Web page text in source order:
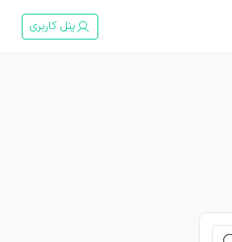
پنل کاربری